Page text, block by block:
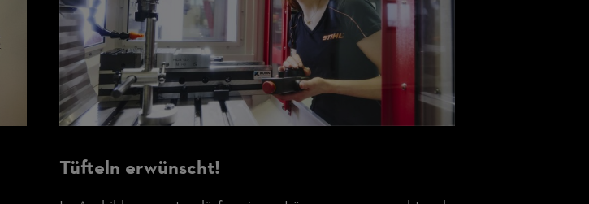
Tüfteln erwünscht!